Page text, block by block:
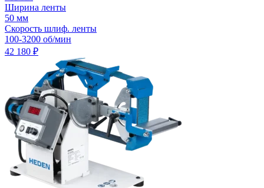
Ширина ленты
50 мм
Скорость шлиф. ленты
100-3200 об/мин
42 180 ₽